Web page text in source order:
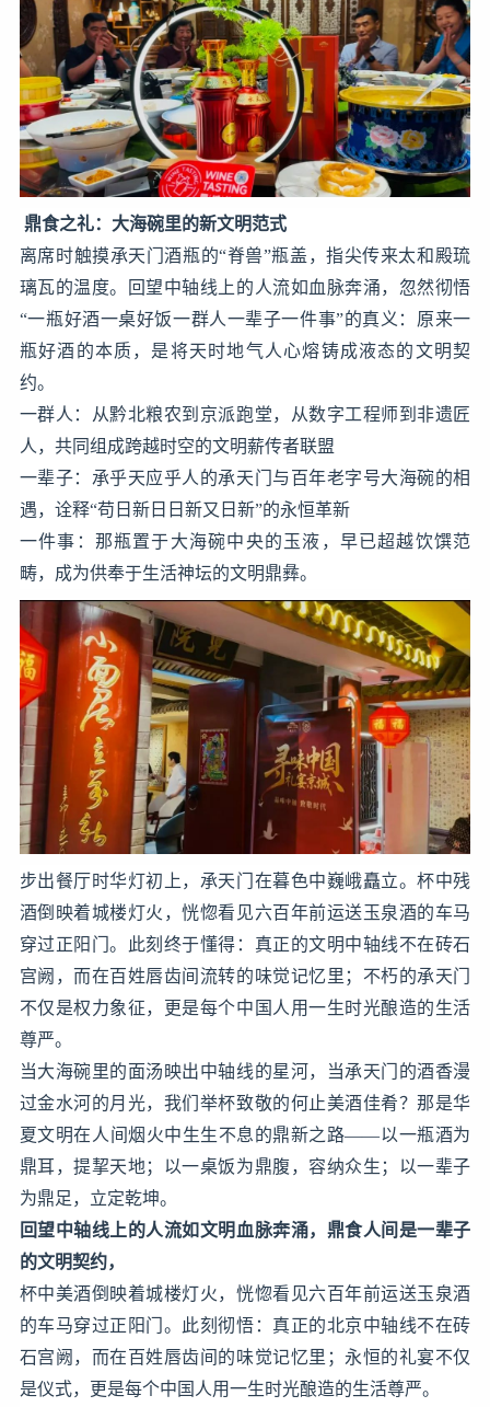
鼎食之礼：大海碗里的新文明范式
离席时触摸承天门酒瓶的“脊兽”瓶盖，指尖传来太和殿琉
璃瓦的温度。回望中轴线上的人流如血脉奔涌，忽然彻悟
“一瓶好酒一桌好饭一群人一辈子一件事”的真义：原来一
瓶好酒的本质，是将天时地气人心熔铸成液态的文明契
约。
一群人：从黔北粮农到京派跑堂，从数字工程师到非遗匠
人，共同组成跨越时空的文明薪传者联盟
一辈子：承乎天应乎人的承天门与百年老字号大海碗的相
遇，诠释“苟日新日日新又日新”的永恒革新
一件事：那瓶置于大海碗中央的玉液，早已超越饮馔范
畴，成为供奉于生活神坛的文明鼎彝。
步出餐厅时华灯初上，承天门在暮色中巍峨矗立。杯中残
酒倒映着城楼灯火，恍惚看见六百年前运送玉泉酒的车马
穿过正阳门。此刻终于懂得：真正的文明中轴线不在砖石
宫阙，而在百姓唇齿间流转的味觉记忆里；不朽的承天门
不仅是权力象征，更是每个中国人用一生时光酿造的生活
尊严。
当大海碗里的面汤映出中轴线的星河，当承天门的酒香漫
过金水河的月光，我们举杯致敬的何止美酒佳肴？那是华
夏文明在人间烟火中生生不息的鼎新之路——以一瓶酒为
鼎耳，提挈天地；以一桌饭为鼎腹，容纳众生；以一辈子
为鼎足，立定乾坤。
回望中轴线上的人流如文明血脉奔涌，鼎食人间是一辈子
的文明契约，
杯中美酒倒映着城楼灯火，恍惚看见六百年前运送玉泉酒
的车马穿过正阳门。此刻彻悟：真正的北京中轴线不在砖
石宫阙，而在百姓唇齿间的味觉记忆里；永恒的礼宴不仅
是仪式，更是每个中国人用一生时光酿造的生活尊严。